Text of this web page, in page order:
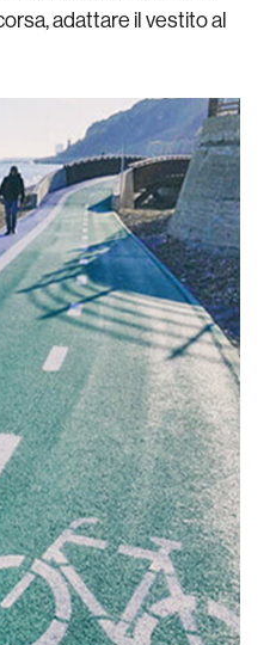
adattare il vestito al